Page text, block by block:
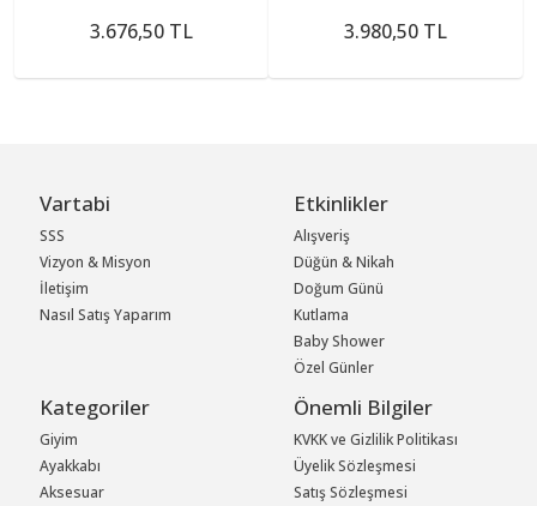
3.676,50 TL 3.980,50 TL
Vartabi
SSS
Vizyon & Misyon
İletişim
Nasıl Satış Yaparım
Etkinlikler
Alışveriş
Düğün & Nikah
Doğum Günü
Kutlama
Baby Shower
Özel Günler
Kategoriler
Giyim
Ayakkabı
Aksesuar
Önemli Bilgiler
KVKK ve Gizlilik Politikası
Üyelik Sözleşmesi
Satış Sözleşmesi